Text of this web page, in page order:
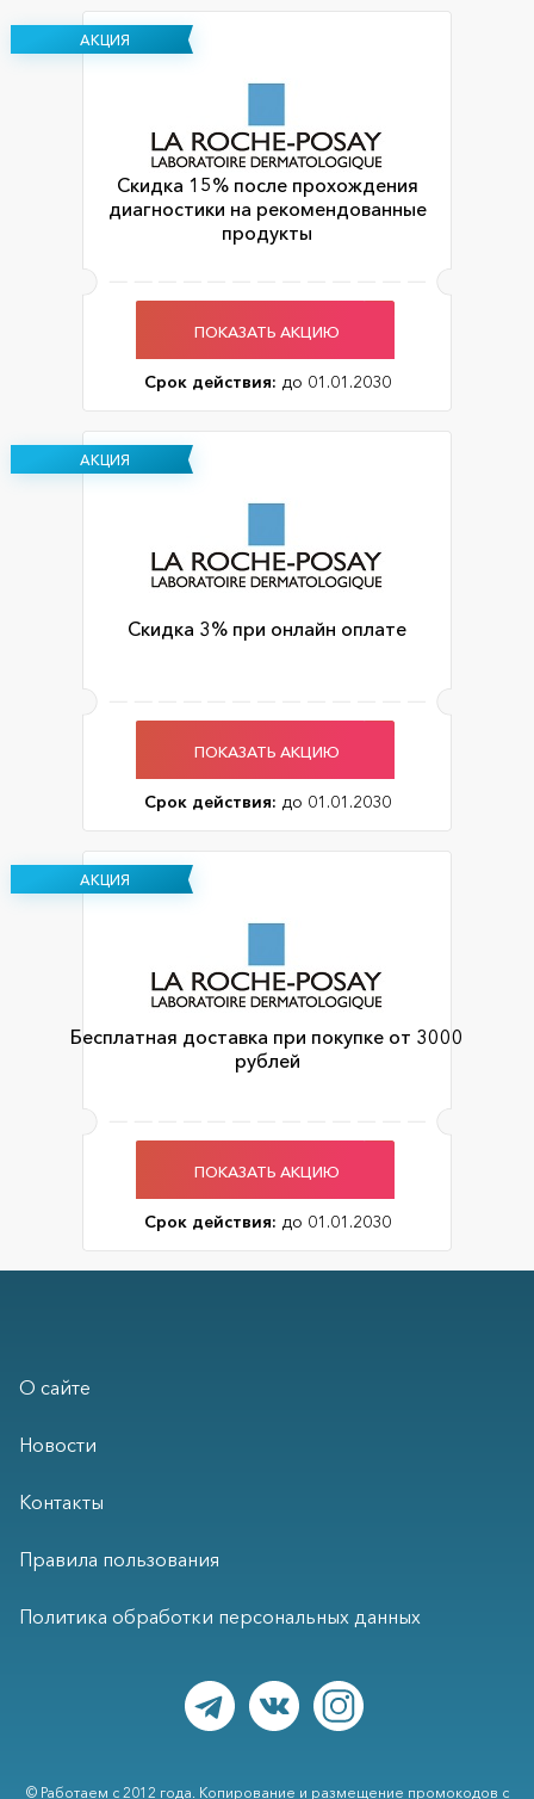
АКЦИЯ
Скидка 15% после прохождения
диагностики на рекомендованные
продукты
ПОКАЗАТЬ АКЦИЮ
Срок действия: до 01.01.2030
АКЦИЯ
Скидка 3% при онлайн оплате
ПОКАЗАТЬ АКЦИЮ
Срок действия: до 01.01.2030
АКЦИЯ
Бесплатная доставка при покупке от 3000
рублей
ПОКАЗАТЬ АКЦИЮ
Срок действия: до 01.01.2030
О сайте
Новости
Контакты
Правила пользования
Политика обработки персональных данных
© Работаем с 2012 года. Копирование и размещение промокодов с